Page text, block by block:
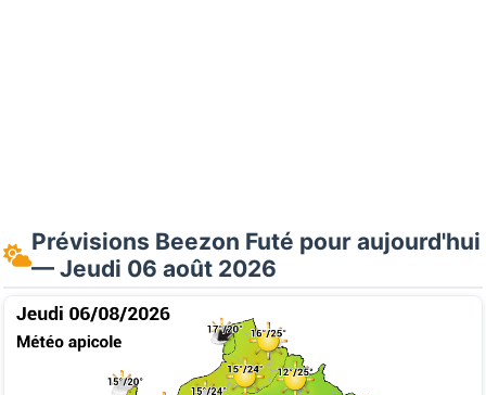
Prévisions Beezon Futé pour aujourd'hui
— Jeudi 06 août 2026